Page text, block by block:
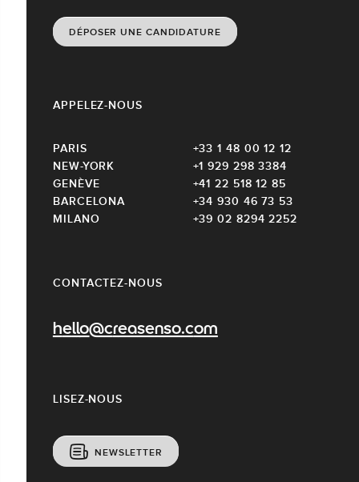
CONTACTEZ-NOUS
hello@creasenso.com
DÉPOSER UNE CANDIDATURE
LISEZ-NOUS
NEWSLETTER
APPELEZ-NOUS
PARIS
+33 1 48 00 12 12
NEW-YORK
+1 929 298 3384
GENÈVE
+41 22 518 12 85
BARCELONA
+34 930 46 73 53
MILANO
+39 02 8294 2252